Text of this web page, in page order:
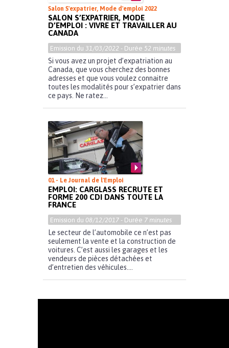
Salon S'expatrier, Mode d'emploi 2022
SALON S’EXPATRIER, MODE
D’EMPLOI : VIVRE ET TRAVAILLER AU
CANADA
Emission du 31/03/2022 - Durée 52 minutes
Si vous avez un projet d’expatriation au
Canada, que vous cherchez des bonnes
adresses et que vous voulez connaitre
toutes les modalités pour s’expatrier dans
ce pays. Ne ratez...
01 - Le Journal de l'Emploi
EMPLOI: CARGLASS RECRUTE ET
FORME 200 CDI DANS TOUTE LA
FRANCE
Emission du 08/12/2017 - Durée 7 minutes
Le secteur de l’automobile ce n’est pas
seulement la vente et la construction de
voitures. C’est aussi les garages et les
vendeurs de pièces détachées et
d’entretien des véhicules....